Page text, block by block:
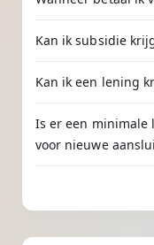
Kan ik subsidie
Kan ik een lening
Is er een minimale
voor nieuwe